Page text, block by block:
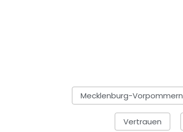
Mecklenburg-Vorpommern
Vertrauen